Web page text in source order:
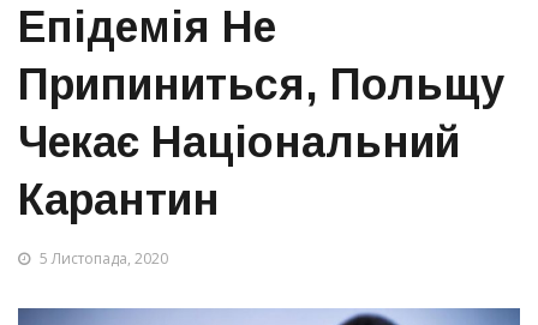
Епідемія Не
Припиниться, Польщу
Чекає Національний
Карантин
5 Листопада, 2020